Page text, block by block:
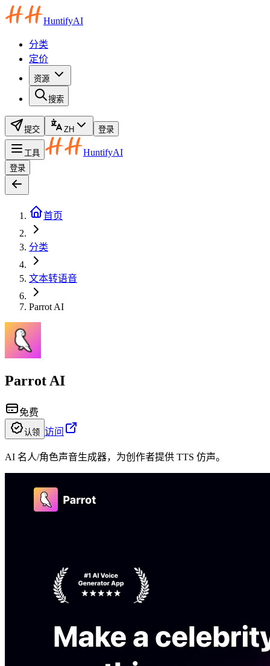
HuntifyAI
分类
定价
资源
搜索
提交 ZH 登录
工具 HuntifyAI
登录
首页
分类
文本转语音
Parrot AI
Parrot AI
免费
认领 访问
AI 名人/角色声音生成器，为创作者提供 TTS 仿声。